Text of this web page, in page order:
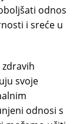
odnos
i sreće u
svoje
odnosi s